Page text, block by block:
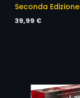
Seconda Edizione
39,99 €